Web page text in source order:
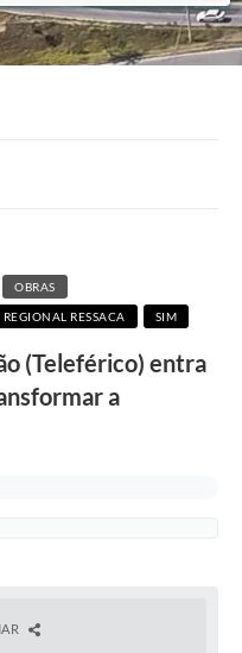
OBRAS
REGIONAL RESSACA SIM
(Teleférico) entra
a